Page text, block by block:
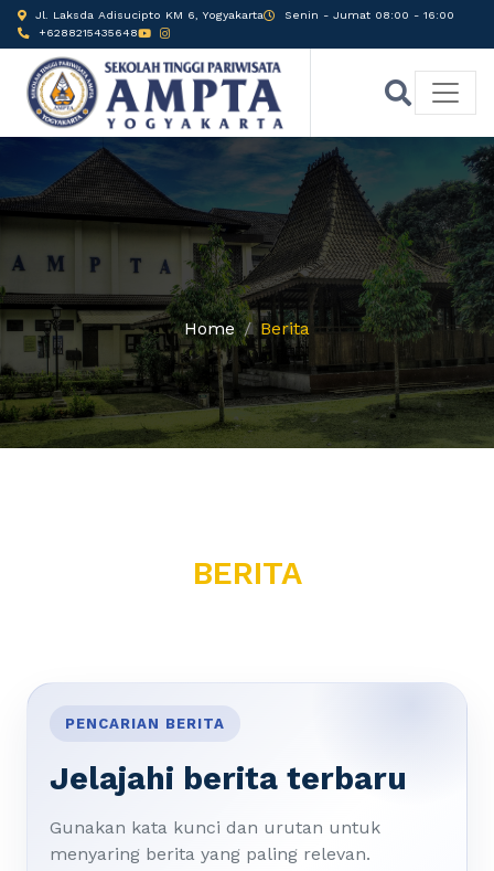
Jl. Laksda Adisucipto KM 6, Yogyakarta
Senin - Jumat 08:00 - 16:00
+6288215435648
Home Berita
BERITA
PENCARIAN BERITA
Jelajahi berita terbaru
Gunakan kata kunci dan urutan untuk
menyaring berita yang paling relevan.